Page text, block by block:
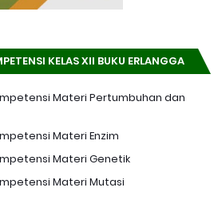
KELAS XII BUKU ERLANGGA
Materi Pertumbuhan dan
Materi Enzim
Materi Genetik
Materi Mutasi